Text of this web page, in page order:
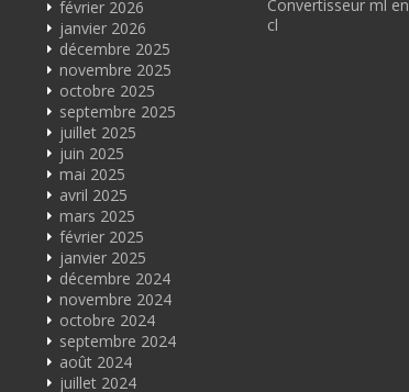
février 2026
janvier 2026
décembre 2025
novembre 2025
octobre 2025
septembre 2025
juillet 2025
juin 2025
mai 2025
avril 2025
mars 2025
février 2025
janvier 2025
décembre 2024
novembre 2024
octobre 2024
septembre 2024
août 2024
juillet 2024
Convertisseur ml en
cl